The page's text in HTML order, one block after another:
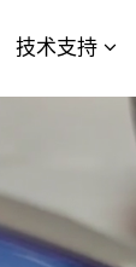
技术支持